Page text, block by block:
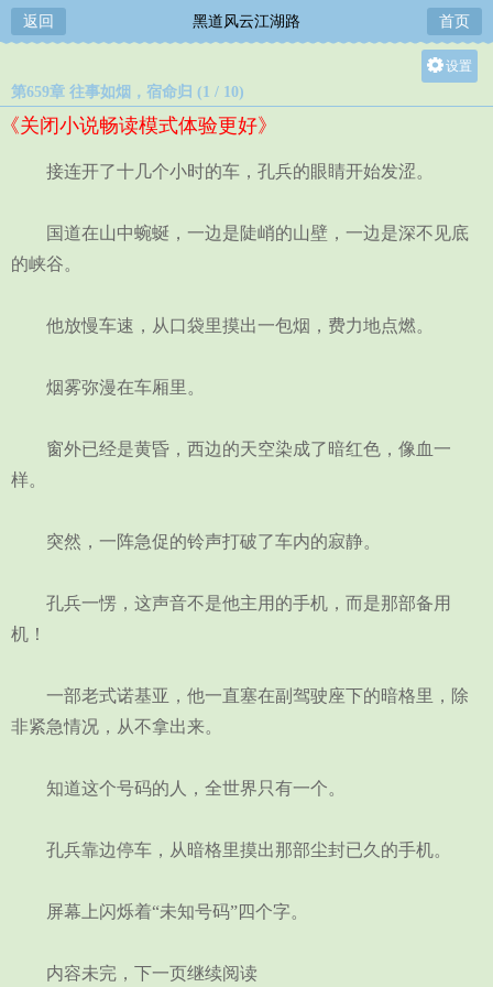
返回 黑道风云江湖路 首页
设置
第659章 往事如烟，宿命归 (1 / 10)
《关闭小说畅读模式体验更好》
接连开了十几个小时的车，孔兵的眼睛开始发涩。
国道在山中蜿蜒，一边是陡峭的山壁，一边是深不见底
的峡谷。
他放慢车速，从口袋里摸出一包烟，费力地点燃。
烟雾弥漫在车厢里。
窗外已经是黄昏，西边的天空染成了暗红色，像血一
样。
突然，一阵急促的铃声打破了车内的寂静。
孔兵一愣，这声音不是他主用的手机，而是那部备用
机！
一部老式诺基亚，他一直塞在副驾驶座下的暗格里，除
非紧急情况，从不拿出来。
知道这个号码的人，全世界只有一个。
孔兵靠边停车，从暗格里摸出那部尘封已久的手机。
屏幕上闪烁着“未知号码”四个字。
内容未完，下一页继续阅读